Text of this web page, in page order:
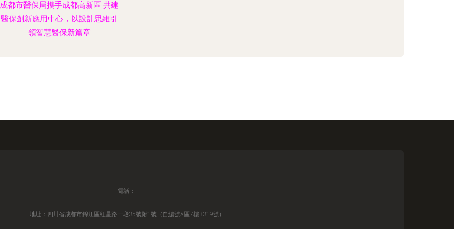
成都市醫保局攜手成都高新區 共建
醫保創新應用中心，以設計思維引
領智慧醫保新篇章
電話：-
地址：四川省成都市錦江區紅星路一段35號附1號（自編號A區7樓B319號）